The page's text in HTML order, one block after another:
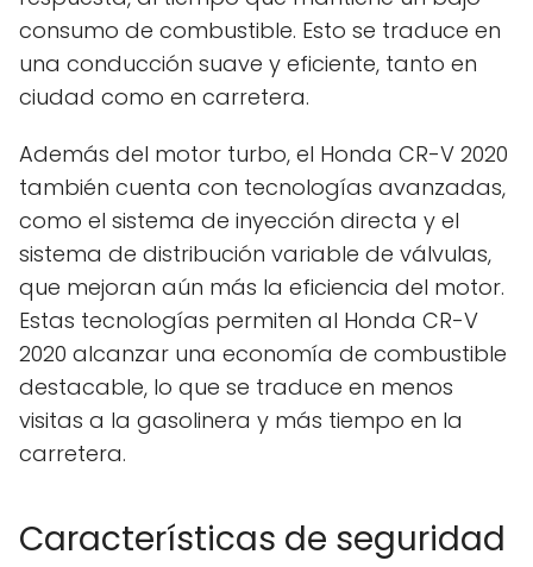
consumo de combustible. Esto se traduce en
una conducción suave y eficiente, tanto en
ciudad como en carretera.
Además del motor turbo, el Honda CR-V 2020
también cuenta con tecnologías avanzadas,
como el sistema de inyección directa y el
sistema de distribución variable de válvulas,
que mejoran aún más la eficiencia del motor.
Estas tecnologías permiten al Honda CR-V
2020 alcanzar una economía de combustible
destacable, lo que se traduce en menos
visitas a la gasolinera y más tiempo en la
carretera.
Características de seguridad